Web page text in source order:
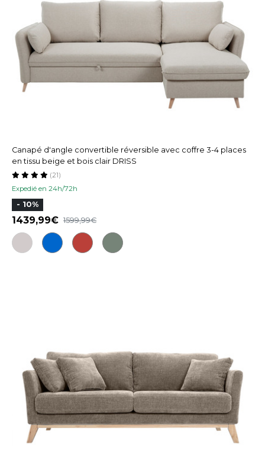
Canapé d'angle convertible réversible avec coffre 3-4 places
en tissu beige et bois clair DRISS
Expedié en 24h/72h
(21)
- 10%
1439,99 1599,99